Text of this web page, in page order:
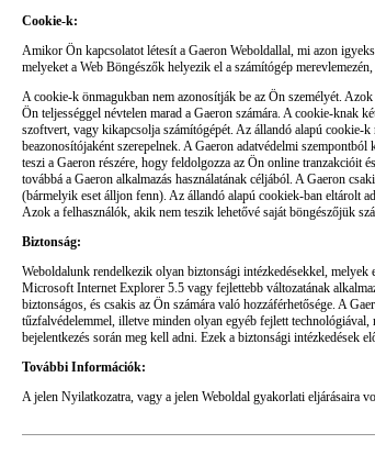
Cookie-k:
Amikor Ön kapcsolatot létesít a Gaeron Weboldallal, mi azon
melyeket a Web Böngészők helyezik el a számítógép
A cookie-k önmagukban nem azonosítják be az Ön személyét.
Ön teljességgel névtelen marad a Gaeron számára. A cookie-knak
szoftvert, vagy kikapcsolja számítógépét. Az állandó alapú cookie-
beazonosítójaként szerepelnek. A Gaeron adatvédelmi
teszi a Gaeron részére, hogy feldolgozza az Ön online tranzakcióit
továbbá a Gaeron alkalmazás használatának céljából. A Gaeron
(bármelyik eset álljon fenn). Az állandó alapú cookiek-ban eltárolt
Azok a felhasználók, akik nem teszik lehetővé saját böngészőjük
Biztonság:
Weboldalunk rendelkezik olyan biztonsági intézkedésekkel, melyek
Microsoft Internet Explorer 5.5 vagy fejlettebb változatának
biztonságos, és csakis az Ön számára való hozzáférhetősége. A
tűzfalvédelemmel, illetve minden olyan egyéb fejlett
bejelentkezés során meg kell adni. Ezek a biztonsági intézkedések
További Információk:
A jelen Nyilatkozatra, vagy a jelen Weboldal gyakorlati eljárásaira